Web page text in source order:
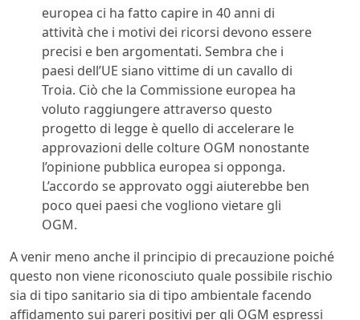
europea ci ha fatto capire in 40 anni di
attività che i motivi dei ricorsi devono essere
precisi e ben argomentati. Sembra che i
paesi dell’UE siano vittime di un cavallo di
Troia. Ciò che la Commissione europea ha
voluto raggiungere attraverso questo
progetto di legge è quello di accelerare le
approvazioni delle colture OGM nonostante
l’opinione pubblica europea si opponga.
L’accordo se approvato oggi aiuterebbe ben
poco quei paesi che vogliono vietare gli
OGM.
A venir meno anche il principio di precauzione poiché
questo non viene riconosciuto quale possibile rischio
sia di tipo sanitario sia di tipo ambientale facendo
affidamento sui pareri positivi per gli OGM espressi